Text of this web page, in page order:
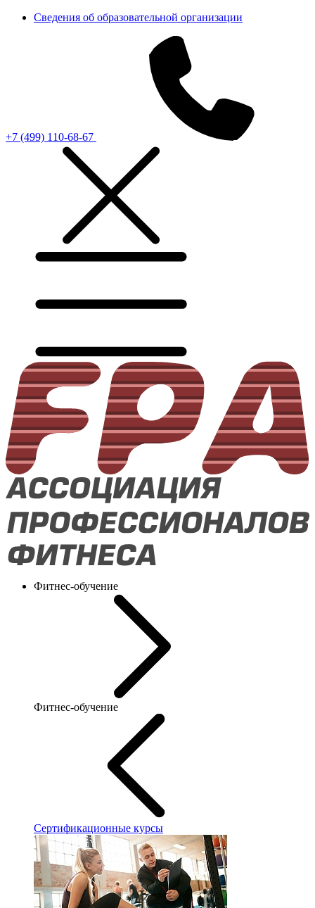
Сведения об образовательной организации
+7 (499) 110-68-67
Фитнес-обучение
Фитнес-обучение
Сертификационные курсы